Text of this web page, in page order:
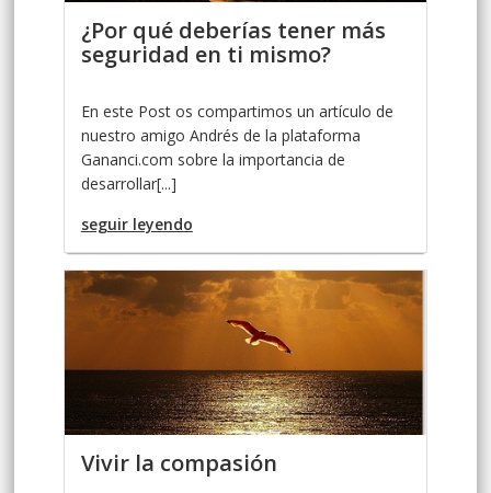
¿Por qué deberías tener más
seguridad en ti mismo?
En este Post os compartimos un artículo de
nuestro amigo Andrés de la plataforma
Gananci.com sobre la importancia de
desarrollar[...]
seguir leyendo
Vivir la compasión